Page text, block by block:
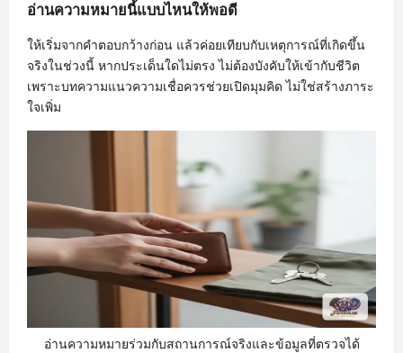
อ่านความหมายนี้แบบไหนให้พอดี
ให้เริ่มจากคำตอบกว้างก่อน แล้วค่อยเทียบกับเหตุการณ์ที่เกิดขึ้น
จริงในช่วงนี้ หากประเด็นใดไม่ตรง ไม่ต้องบังคับให้เข้ากับชีวิต
เพราะบทความแนวความเชื่อควรช่วยเปิดมุมคิด ไม่ใช่สร้างภาระ
ใจเพิ่ม
อ่านความหมายร่วมกับสถานการณ์จริงและข้อมูลที่ตรวจได้